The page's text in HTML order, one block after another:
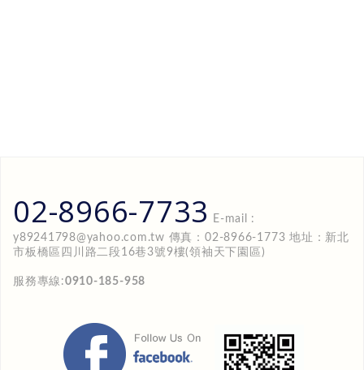
02-8966-7733
E-mail :
y89241798@yahoo.com.tw 傳真：02-8966-1773 地址：新北
市板橋區四川路二段16巷3號9樓(領袖天下園區)
服務專線:0910-185-958